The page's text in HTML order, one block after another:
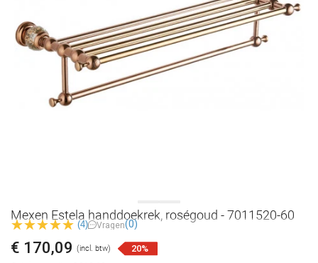
Mexen Estela handdoekrek, roségoud - 7011520-60
(4) Vragen(0)
€ 170,09 (incl. btw) 20%